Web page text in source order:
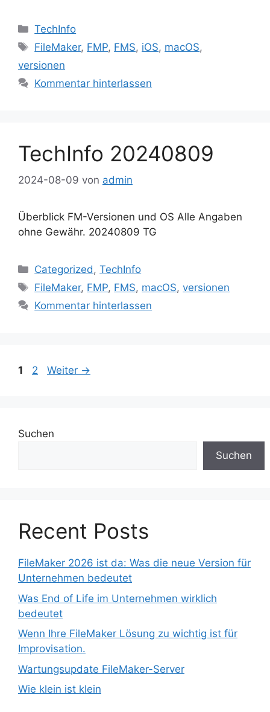
Kategorien
TechInfo
Schlagwörter
FileMaker, FMP, FMS, iOS, macOS,
versionen
Kommentar hinterlassen
TechInfo 20240809
2024-08-09 von admin
Überblick FM-Versionen und OS Alle Angaben
ohne Gewähr. 20240809 TG
Kategorien
Categorized,TechInfo
Schlagwörter
FileMaker, FMP, FMS, macOS,versionen
Kommentar hinterlassen
Seite
1 Seite
2 Weiter →
Suchen
Suchen
Recent Posts
FileMaker 2026 ist da: Was die neue Version für
Unternehmen bedeutet
Was End of Life im Unternehmen wirklich
bedeutet
Wenn Ihre FileMaker Lösung zu wichtig ist für
Improvisation.
Wartungsupdate FileMaker-Server
Wie klein ist klein